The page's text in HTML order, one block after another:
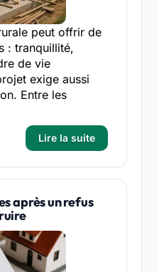
peut offrir de
: tranquillité,
de vie
exige aussi
Entre les
Lire la suite
après un refus